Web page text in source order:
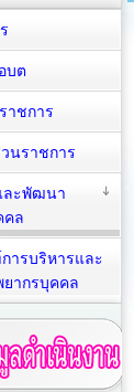
บต
าชการ
นราชการ
ละพัฒนา
คล
ารบริหารและ
ากรบุคคล